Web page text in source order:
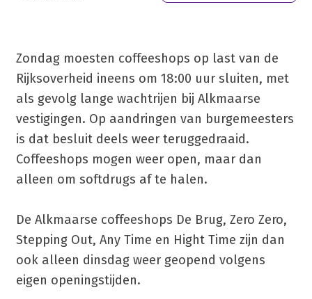
Zondag moesten coffeeshops op last van de
Rijksoverheid ineens om 18:00 uur sluiten, met
als gevolg lange wachtrijen bij Alkmaarse
vestigingen. Op aandringen van burgemeesters
is dat besluit deels weer teruggedraaid.
Coffeeshops mogen weer open, maar dan
alleen om softdrugs af te halen.
De Alkmaarse coffeeshops De Brug, Zero Zero,
Stepping Out, Any Time en Hight Time zijn dan
ook alleen dinsdag weer geopend volgens
eigen openingstijden.